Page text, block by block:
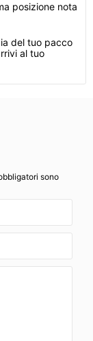
posizione nota
del tuo pacco
al tuo
sono